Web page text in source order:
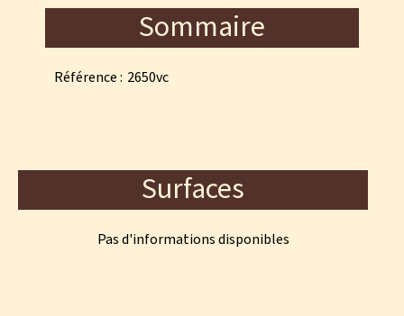
Sommaire
Référence 2650vc
Surfaces
Pas d'informations disponibles